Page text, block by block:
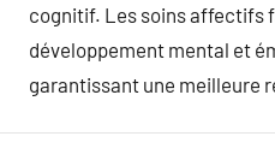
cognitif. Les soins affectifs
développement mental et
garantissant une meilleure